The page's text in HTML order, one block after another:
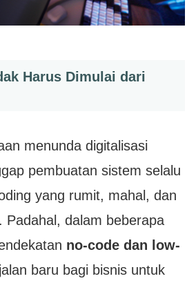
Harus Dimulai dari
menunda digitalisasi
pembuatan sistem selalu
yang rumit, mahal, dan
Padahal, dalam beberapa
no-code dan low-
baru bagi bisnis untuk